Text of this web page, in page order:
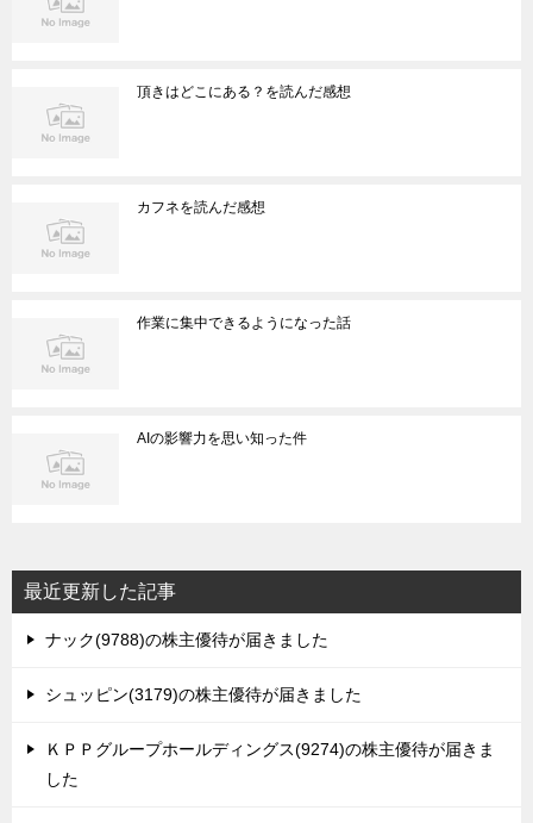
頂きはどこにある？を読んだ感想
カフネを読んだ感想
作業に集中できるようになった話
AIの影響力を思い知った件
最近更新した記事
ナック(9788)の株主優待が届きました
シュッピン(3179)の株主優待が届きました
ＫＰＰグループホールディングス(9274)の株主優待が届きま
した